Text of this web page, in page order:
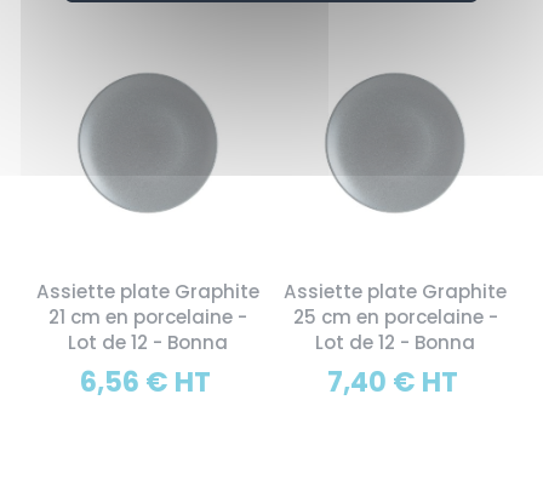
Assiette plate Graphite
21 cm en porcelaine -
Lot de 12 - Bonna
6,56 € HT
Assiette plate Graphite
25 cm en porcelaine -
Lot de 12 - Bonna
7,40 € HT